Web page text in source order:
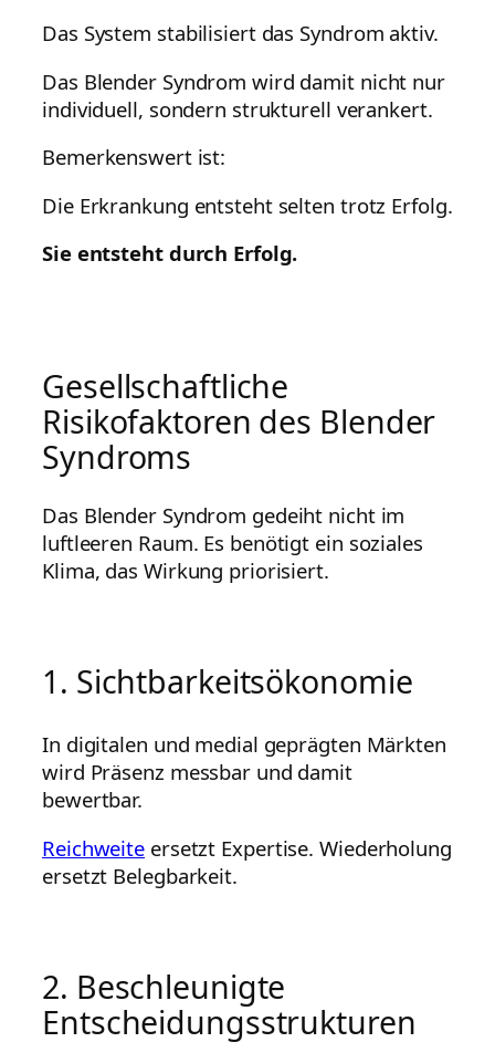
Das System stabilisiert das Syndrom aktiv.
Das Blender Syndrom wird damit nicht nur
individuell, sondern strukturell verankert.
Bemerkenswert ist:
Die Erkrankung entsteht selten trotz Erfolg.
Sie entsteht durch Erfolg.
Gesellschaftliche
Risikofaktoren des Blender
Syndroms
Das Blender Syndrom gedeiht nicht im
luftleeren Raum. Es benötigt ein soziales
Klima, das Wirkung priorisiert.
1. Sichtbarkeitsökonomie
In digitalen und medial geprägten Märkten
wird Präsenz messbar und damit
bewertbar.
Reichweite ersetzt Expertise. Wiederholung
ersetzt Belegbarkeit.
2. Beschleunigte
Entscheidungsstrukturen